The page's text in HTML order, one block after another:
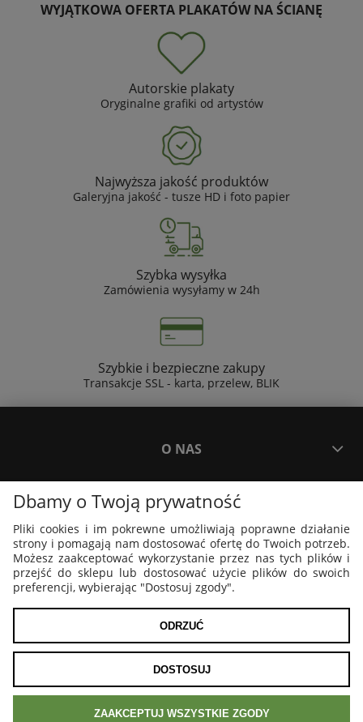
WYJĄTKOWA OFERTA PLAKATÓW NA ŚCIANĘ
Autorskie plakaty
Oryginalne grafiki od artystów
Najwyższa jakość produktów
Galeryjna jakość - tusze HD i foto papier
Szybka wysyłka
Zamówienia wysyłamy w 24h
Szybkie i bezpieczne zakupy
Transakcje SSL - karta, przelew, BLIK
O NAS
PŁATNOŚCI I DOSTAWA
PLAKATY I GRAFIKI
MOJE KONTO
POKAŻ PEŁNĄ WERSJĘ STRONY
Sklep internetowy Shoper.pl
Dbamy o Twoją prywatność
Pliki cookies i im pokrewne umożliwiają poprawne działanie
strony i pomagają nam dostosować ofertę do Twoich potrzeb.
Możesz zaakceptować wykorzystanie przez nas tych plików i
przejść do sklepu lub dostosować użycie plików do swoich
preferencji, wybierając "Dostosuj zgody".
ODRZUĆ
DOSTOSUJ
ZAAKCEPTUJ WSZYSTKIE ZGODY